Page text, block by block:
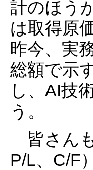
計のほう
は取得原
昨今、実
総額で示
し、AI技
う。
皆さん
P/L、C/F